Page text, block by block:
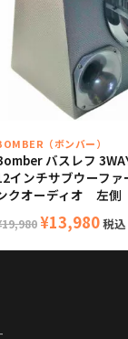
（ボンバー）
バスレフ
インチサブウーファ
クオーディオ 左側
19,980元
¥13,980現
税込